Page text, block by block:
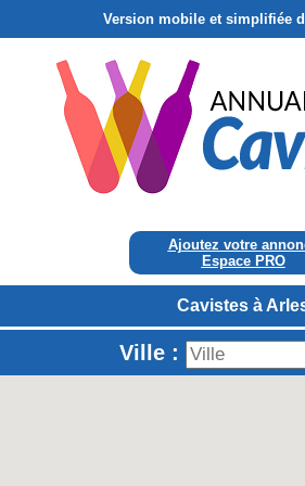
Version mobile et simplifiée
Ajoutez votre
Espace PRO
Cavistes à
Ville :